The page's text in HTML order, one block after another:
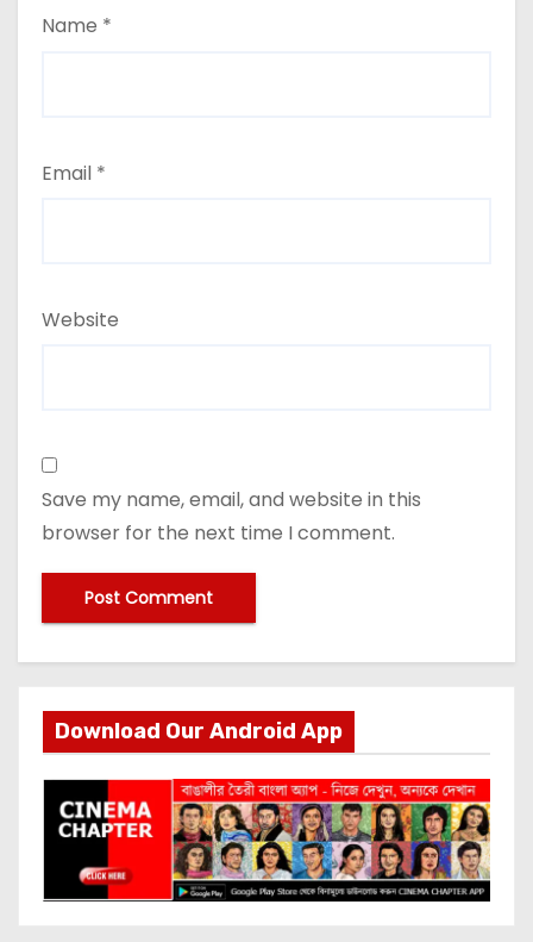
Name *
Email *
Website
Save my name, email, and website in this
browser for the next time I comment.
Download Our Android App